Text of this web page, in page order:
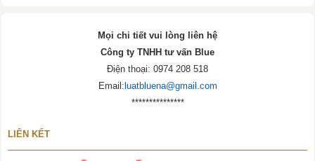
Mọi chi tiết vui lòng liên hệ
Công ty TNHH tư vấn Blue
Điện thoại: 0974 208 518
Email: luatbluena@gmail.com
***************
LIÊN KẾT